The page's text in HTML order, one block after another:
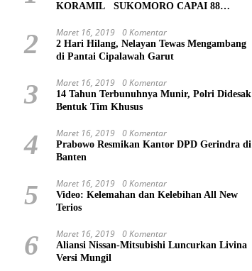
KORAMIL SUKOMORO CAPAI 88
PENYELESAIAN
2 Maret 16, 2019 0 Komentar
2 Hari Hilang, Nelayan Tewas Mengambang
di Pantai Cipalawah Garut
3 Maret 16, 2019 0 Komentar
14 Tahun Terbunuhnya Munir, Polri Didesak
Bentuk Tim Khusus
4 Maret 16, 2019 0 Komentar
Prabowo Resmikan Kantor DPD Gerindra di
Banten
5 Maret 16, 2019 0 Komentar
Video: Kelemahan dan Kelebihan All New
Terios
6 Maret 16, 2019 0 Komentar
Aliansi Nissan-Mitsubishi Luncurkan Livina
Versi Mungil